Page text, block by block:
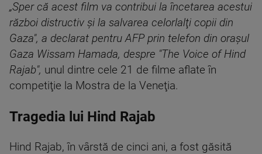
„Sper că acest film va contribui la încetarea acestui
război distructiv şi la salvarea celorlalţi copii din
Gaza", a declarat pentru AFP prin telefon din oraşul
Gaza Wissam Hamada, despre "The Voice of Hind
Rajab", unul dintre cele 21 de filme aflate în
competiţie la Mostra de la Veneţia.
Tragedia lui Hind Rajab
Hind Rajab, în vârstă de cinci ani, a fost găsită